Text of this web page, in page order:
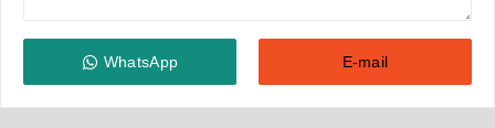
WhatsApp E-mail